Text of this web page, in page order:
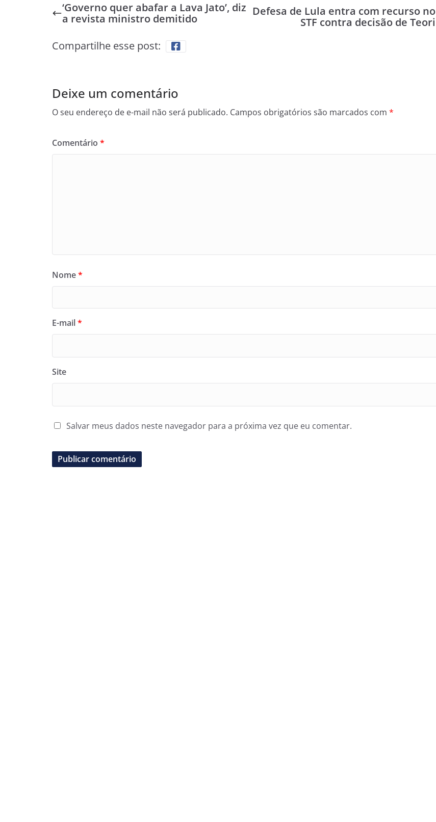
‘Governo quer abafar a Lava Jato’, diz
a revista ministro demitido
Defesa de Lula entra com recurso no
STF contra decisão de Teori
Compartilhe esse post:
Deixe um comentário
O seu endereço de e-mail não será publicado. Campos obrigatórios são marcados com *
Comentário *
Nome*
E-mail*
Site
Salvar meus dados neste navegador para a próxima vez que eu comentar.